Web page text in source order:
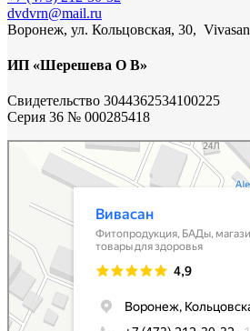
dvdvrn@mail.ru
Воронеж, ул. Кольцовская, 30, Vivasan
ИП «Шерешева О В»
Свидетельство 3044362534100225
Cерия 36 № 000285418
Магазин парфюмерии и косметики в Воронеже
Фитопродукция, БАДы в Воронеже